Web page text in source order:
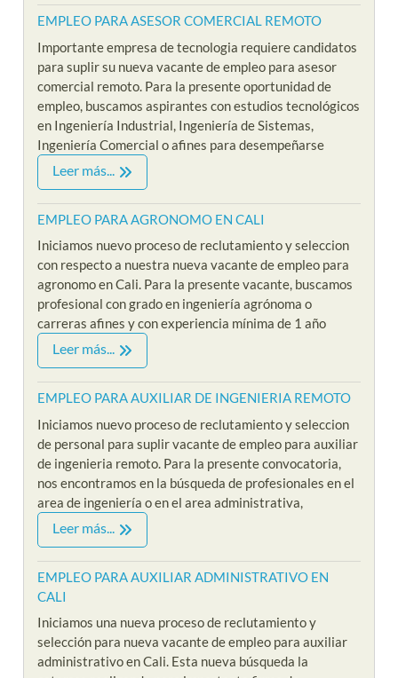
EMPLEO PARA ASESOR COMERCIAL REMOTO
Importante empresa de tecnologia requiere candidatos
para suplir su nueva vacante de empleo para asesor
comercial remoto. Para la presente oportunidad de
empleo, buscamos aspirantes con estudios tecnológicos
en Ingeniería Industrial, Ingeniería de Sistemas,
Ingeniería Comercial o afines para desempeñarse
Leer más...
EMPLEO PARA AGRONOMO EN CALI
Iniciamos nuevo proceso de reclutamiento y seleccion
con respecto a nuestra nueva vacante de empleo para
agronomo en Cali. Para la presente vacante, buscamos
profesional con grado en ingeniería agrónoma o
carreras afines y con experiencia mínima de 1 año
Leer más...
EMPLEO PARA AUXILIAR DE INGENIERIA REMOTO
Iniciamos nuevo proceso de reclutamiento y seleccion
de personal para suplir vacante de empleo para auxiliar
de ingenieria remoto. Para la presente convocatoria,
nos encontramos en la búsqueda de profesionales en el
area de ingeniería o en el area administrativa,
Leer más...
EMPLEO PARA AUXILIAR ADMINISTRATIVO EN
CALI
Iniciamos una nueva proceso de reclutamiento y
selección para nueva vacante de empleo para auxiliar
administrativo en Cali. Esta nueva búsqueda la